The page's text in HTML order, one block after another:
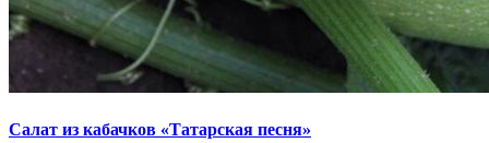
Салат из кабачков «Татарская песня»